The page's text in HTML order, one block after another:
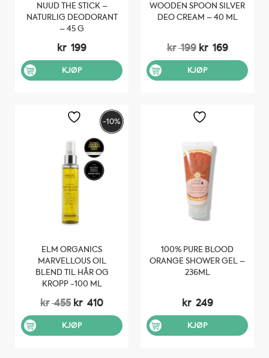
NUUD THE STICK –
NATURLIG DEODORANT
– 45 G
kr 199
KJØP
WOODEN SPOON SILVER
DEO CREAM – 40 ML
kr199 Opprinnelig
var:
kr 199.
kr 169
kr 169.
KJØP
-10%
ELM ORGANICS
MARVELLOUS OIL
BLEND TIL HÅR OG
KROPP -100 ML
kr455 Opprinnelig
var:
kr 455.
kr 410Nåværende
kr 410.
KJØP
100% PURE BLOOD
ORANGE SHOWER GEL –
236ML
kr 249
KJØP